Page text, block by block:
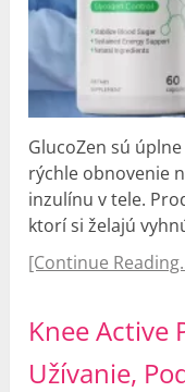
GlucoZen sú
rýchle obnovenie
inzulínu v tele.
ktorí si želajú
[Continue
Knee Active
Užívanie,